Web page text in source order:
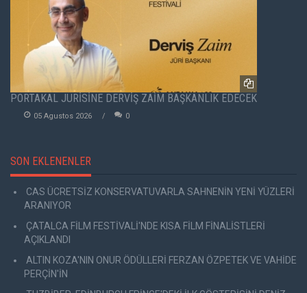
PORTAKAL JÜRİSİNE DERVİŞ ZAİM BAŞKANLIK EDECEK
05 Agustos 2026 0
SON EKLENENLER
CAS ÜCRETSİZ KONSERVATUVARLA SAHNENİN YENİ YÜZLERİ
ARANIYOR
ÇATALCA FİLM FESTİVALİ'NDE KISA FİLM FİNALİSTLERİ
AÇIKLANDI
ALTIN KOZA'NIN ONUR ÖDÜLLERİ FERZAN ÖZPETEK VE VAHİDE
PERÇİN'İN